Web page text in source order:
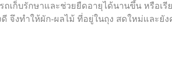
ถเก็บรักษาและช่วยยืดอายุได้นานขึ้น หรือเ
จึงทำให้ผัก-ผลไม้ ที่อยู่ในถุง สดใหม่และยั